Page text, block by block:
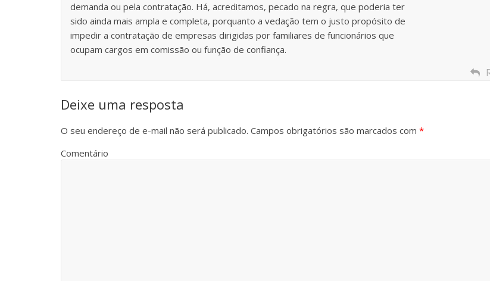
demanda ou pela contratação. Há, acreditamos, pecado na regra, que poderia ter
sido ainda mais ampla e completa, porquanto a vedação tem o justo propósito de
impedir a contratação de empresas dirigidas por familiares de funcionários que
ocupam cargos em comissão ou função de confiança.
Deixe uma resposta
O seu endereço de e-mail não será publicado. Campos obrigatórios são marcados com *
Comentário